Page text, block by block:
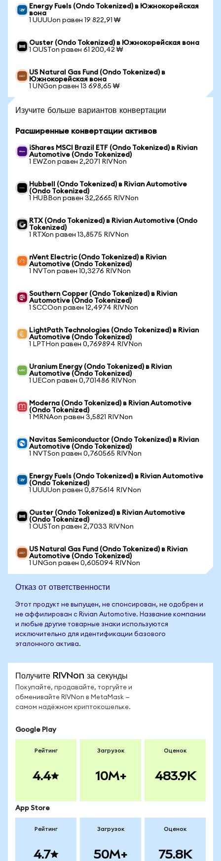
Energy Fuels (Ondo Tokenized) в Южнокорейская
вона
1 UUUUon равен 19 822,91 ₩
Ouster (Ondo Tokenized) в Южнокорейская вона
1 OUSTon равен 61 200,42 ₩
US Natural Gas Fund (Ondo Tokenized) в
Южнокорейская вона
1 UNGon равен 13 698,65 ₩
Изучите больше вариантов конвертации
Расширенные конвертации активов
iShares MSCI Brazil ETF (Ondo Tokenized) в Rivian
Automotive (Ondo Tokenized)
1 EWZon равен 2,2071 RIVNon
Hubbell (Ondo Tokenized) в Rivian Automotive
(Ondo Tokenized)
1 HUBBon равен 32,2665 RIVNon
RTX (Ondo Tokenized) в Rivian Automotive (Ondo
Tokenized)
1 RTXon равен 13,8575 RIVNon
nVent Electric (Ondo Tokenized) в Rivian
Automotive (Ondo Tokenized)
1 NVTon равен 10,3276 RIVNon
Southern Copper (Ondo Tokenized) в Rivian
Automotive (Ondo Tokenized)
1 SCCOon равен 12,4974 RIVNon
LightPath Technologies (Ondo Tokenized) в Rivian
Automotive (Ondo Tokenized)
1 LPTHon равен 0,769894 RIVNon
Uranium Energy (Ondo Tokenized) в Rivian
Automotive (Ondo Tokenized)
1 UECon равен 0,701486 RIVNon
Moderna (Ondo Tokenized) в Rivian Automotive
(Ondo Tokenized)
1 MRNAon равен 3,5821 RIVNon
Navitas Semiconductor (Ondo Tokenized) в Rivian
Automotive (Ondo Tokenized)
1 NVTSon равен 0,760565 RIVNon
Energy Fuels (Ondo Tokenized) в Rivian Automotive
(Ondo Tokenized)
1 UUUUon равен 0,875614 RIVNon
Ouster (Ondo Tokenized) в Rivian Automotive
(Ondo Tokenized)
1 OUSTon равен 2,7033 RIVNon
US Natural Gas Fund (Ondo Tokenized) в Rivian
Automotive (Ondo Tokenized)
1 UNGon равен 0,605094 RIVNon
Отказ от ответственности
Этот продукт не выпущен, не спонсирован, не одобрен и
не аффилирован с Rivian Automotive. Название компании
и любые другие товарные знаки используются
исключительно для идентификации базового
эталонного актива.
Получите RIVNon за секунды
Покупайте, продавайте, торгуйте и
обменивайте RIVNon в MetaMask —
самом надёжном криптокошельке.
Google Play
Рейтинг
4.4
Загрузок
10M+
Оценок
483.9K
App Store
Рейтинг
4.7
Загрузок
50M+
Оценок
75.8K